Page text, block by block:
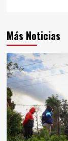
Más Noticias